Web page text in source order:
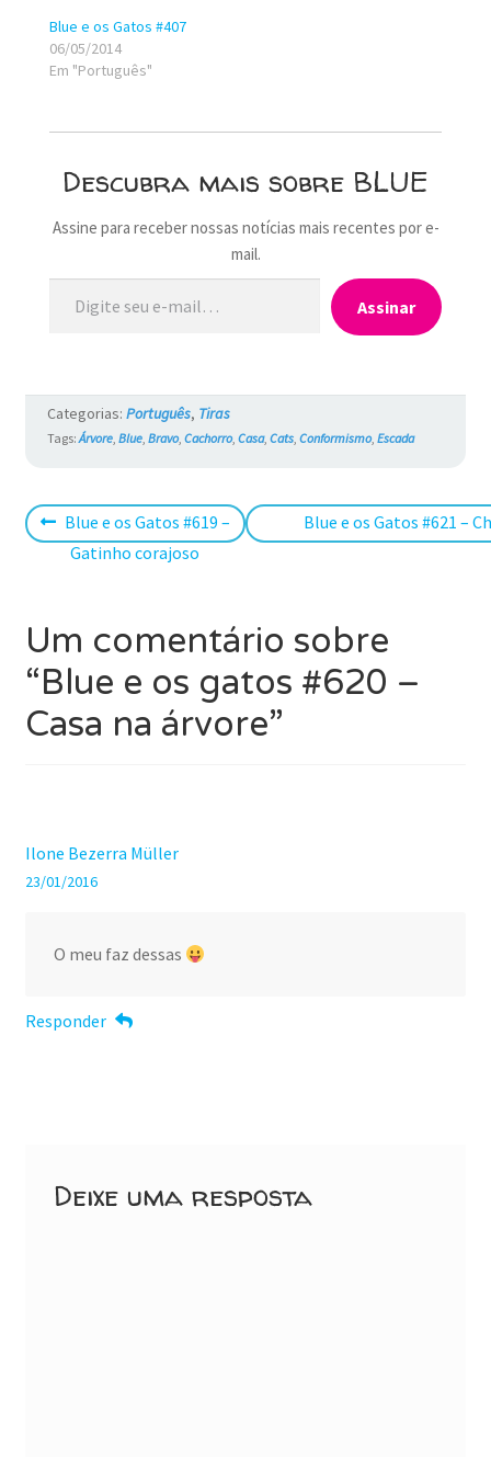
Blue e os Gatos #407
06/05/2014
Em "Português"
Descubra mais sobre BLUE
Assine para receber nossas notícias mais recentes por e-
mail.
Digite seu e-mail…
Assinar
Categorias: Português, Tiras
Tags:Árvore, Blue, Bravo, Cachorro, Casa, Cats, Conformismo, Escada
Navegação
Post
anterior:
Blue e os Gatos #619 –
Gatinho corajoso
Próximo
Blue e os Gatos #621 –
Um comentário sobre
“Blue e os gatos #620 –
Casa na árvore”
Ilone Bezerra Müller
23/01/2016
O meu faz dessas
Responder
Deixe uma resposta